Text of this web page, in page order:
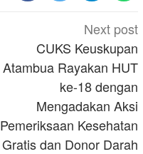
Next post
CUKS Keuskupan
Atambua Rayakan HUT
ke-18 dengan
Mengadakan Aksi
Pemeriksaan Kesehatan
Gratis dan Donor Darah